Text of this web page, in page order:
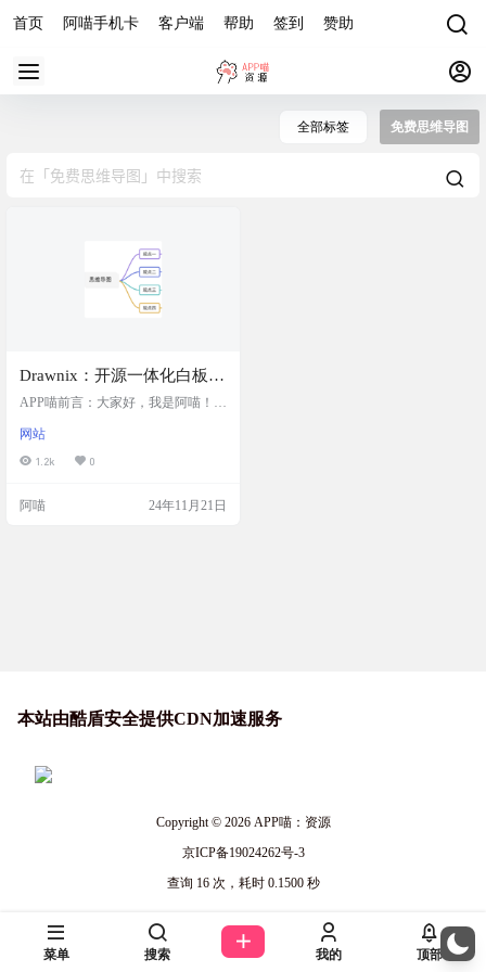
首页 阿喵手机卡 客户端 帮助 签到 赞助
全部标签 免费思维导图
Drawnix：开源一体化白板工
具，支持思维导图与流程图
用户界面，支持无限画布、
自动保存和多种导出格式
APP喵前言：大家好，我是阿喵！今
wnix。这是一个开源的白板应用，
完美适合团队协作、创意发散和项
简介 Drawnix是一个功能强大的开源
网站
1.2k 0
阿喵 24年11月21日
本站由酷盾安全提供CDN加速服务
Copyright © 2026APP喵：资源
京ICP备19024262号-3
查询 16 次，耗时 0.1500 秒
菜单 搜索 我的 顶部